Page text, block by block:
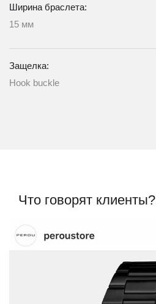
Ширина браслета:
15 мм
Защелка:
Hook buckle
Что говорят клиенты?